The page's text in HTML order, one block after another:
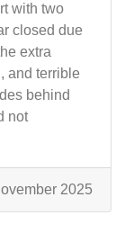
with two
closed due
extra
and terrible
behind
not
2025